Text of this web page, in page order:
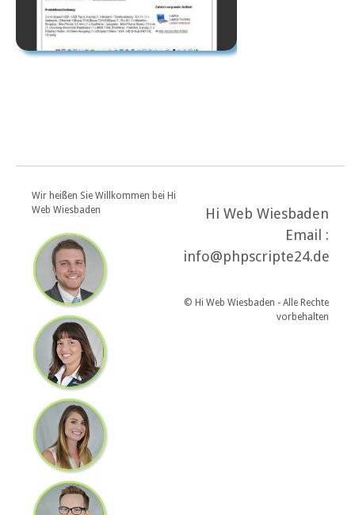
Wir heißen Sie Willkommen bei Hi
Web Wiesbaden
Hi Web Wiesbaden
Email :
info@phpscripte24.de
© Hi Web Wiesbaden - Alle Rechte
vorbehalten